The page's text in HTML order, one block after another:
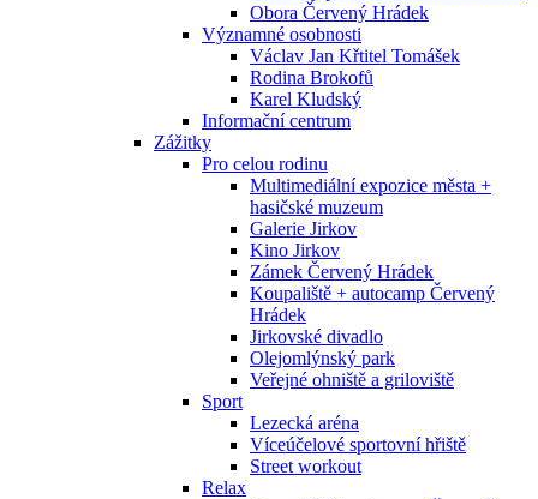
Obora Červený Hrádek
Významné osobnosti
Václav Jan Křtitel Tomášek
Rodina Brokofů
Karel Kludský
Informační centrum
Zážitky
Pro celou rodinu
Multimediální expozice města +
hasičské muzeum
Galerie Jirkov
Kino Jirkov
Zámek Červený Hrádek
Koupaliště + autocamp Červený
Hrádek
Jirkovské divadlo
Olejomlýnský park
Veřejné ohniště a griloviště
Sport
Lezecká aréna
Víceúčelové sportovní hřiště
Street workout
Relax